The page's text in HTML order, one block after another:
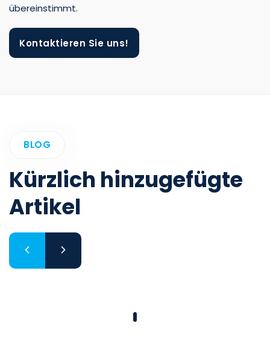
übereinstimmt.
Kontaktieren Sie uns!
BLOG
Kürzlich hinzugefügte
Artikel